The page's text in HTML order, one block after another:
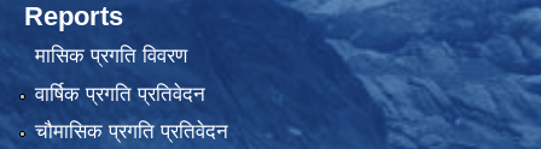
Reports
मासिक प्रगति विवरण
वार्षिक प्रगति प्रतिवेदन
चौमासिक प्रगति प्रतिवेदन